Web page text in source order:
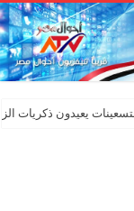
يعيدون ذكريات